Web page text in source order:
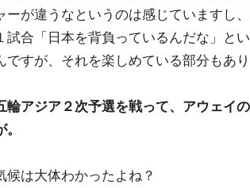
ーが違うなというのは感じていますし
合「日本を背負っているんだな」と
ですが、それを楽しめている部分もあり
アジア２次予選を戦って、アウェイ
は大体わかったよね？